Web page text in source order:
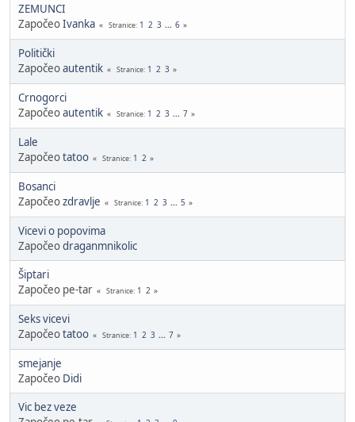
ZEMUNCI
ZapočeoIvanka Stranice 1 2 3 ... 6
Politički
Započeoautentik Stranice 1 2 3
Crnogorci
Započeoautentik Stranice 1 2 3 ... 7
Lale
Započeotatoo Stranice 1 2
Bosanci
Započeozdravlje Stranice 1 2 3 ... 5
Vicevi o popovima
Započeodraganmnikolic
Šiptari
Započeo pe-tar
Stranice 1 2
Seks vicevi
Započeotatoo Stranice 1 2 3 ... 7
smejanje
Započeo Didi
Vic bez veze